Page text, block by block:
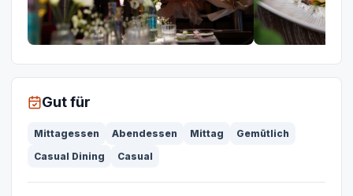
Gut für
Mittagessen Abendessen Mittag
Gemütlich
Casual Dining
Casual